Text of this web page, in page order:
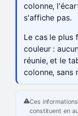
colonne,
s'affiche pas.
Le cas le plus
couleur :
réunie, et le
colonne, sans
Ces
constituent en